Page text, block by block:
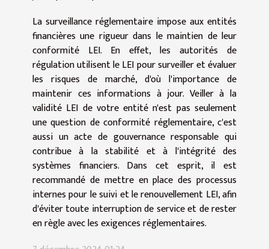
La surveillance réglementaire impose aux entités
financières une rigueur dans le maintien de leur
conformité LEI. En effet, les autorités de
régulation utilisent le LEI pour surveiller et évaluer
les risques de marché, d'où l'importance de
maintenir ces informations à jour. Veiller à la
validité LEI de votre entité n'est pas seulement
une question de conformité réglementaire, c'est
aussi un acte de gouvernance responsable qui
contribue à la stabilité et à l'intégrité des
systèmes financiers. Dans cet esprit, il est
recommandé de mettre en place des processus
internes pour le suivi et le renouvellement LEI, afin
d'éviter toute interruption de service et de rester
en règle avec les exigences réglementaires.